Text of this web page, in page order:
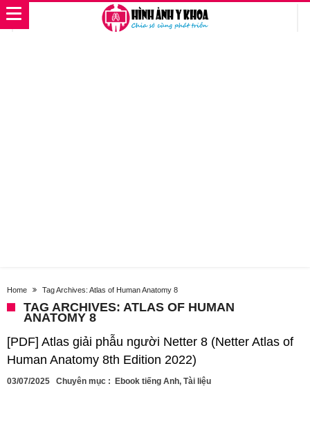
Home Tag Archives: Atlas of Human Anatomy 8
TAG ARCHIVES: ATLAS OF HUMAN
ANATOMY 8
[PDF] Atlas giải phẫu người Netter 8 (Netter Atlas of
Human Anatomy 8th Edition 2022)
03/07/2025 Chuyên mục : Ebook tiếng Anh, Tài liệu